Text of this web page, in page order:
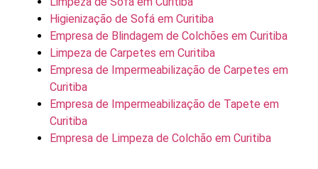
Higienização de Sofá em Curitiba
Empresa de Blindagem de Colchões em Curitiba
Limpeza de Carpetes em Curitiba
Empresa de Impermeabilização de Carpetes em
Curitiba
Empresa de Impermeabilização de Tapete em
Curitiba
Empresa de Limpeza de Colchão em Curitiba